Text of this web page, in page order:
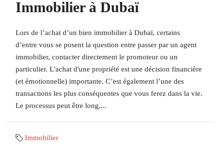
Immobilier à Dubaï
Lors de l’achat d’un bien immobilier à Dubaï, certains
d’entre vous se posent la question entre passer par un agent
immobilier, contacter directement le promoteur ou un
particulier. L'achat d'une propriété est une décision financière
(et émotionnelle) importante. C’est également l’une des
transactions les plus conséquentes que vous ferez dans la vie.
Le processus peut être long,...
Immobilier